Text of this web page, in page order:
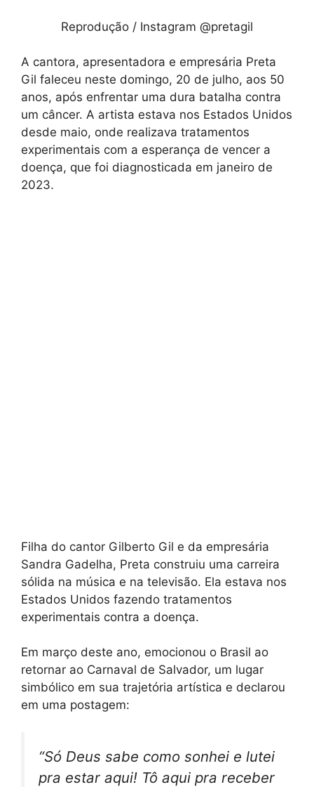
Reprodução / Instagram @pretagil
A cantora, apresentadora e empresária Preta
Gil faleceu neste domingo, 20 de julho, aos 50
anos, após enfrentar uma dura batalha contra
um câncer. A artista estava nos Estados Unidos
desde maio, onde realizava tratamentos
experimentais com a esperança de vencer a
doença, que foi diagnosticada em janeiro de
2023.
Filha do cantor Gilberto Gil e da empresária
Sandra Gadelha, Preta construiu uma carreira
sólida na música e na televisão. Ela estava nos
Estados Unidos fazendo tratamentos
experimentais contra a doença.
Em março deste ano, emocionou o Brasil ao
retornar ao Carnaval de Salvador, um lugar
simbólico em sua trajetória artística e declarou
em uma postagem:
“Só Deus sabe como sonhei e lutei
pra estar aqui! Tô aqui pra receber